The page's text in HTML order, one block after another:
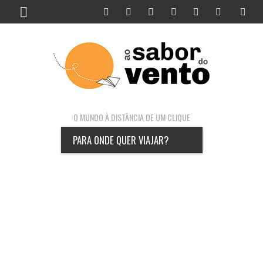
O MUNDO À DISTÂNCIA DE UM CLIQUE
PARA ONDE QUER VIAJAR?